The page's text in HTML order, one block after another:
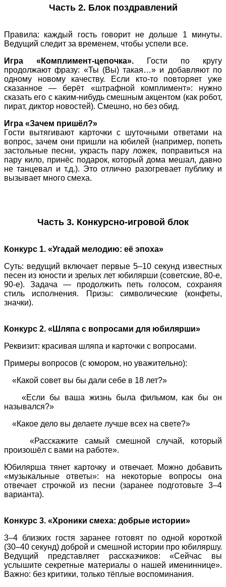
Часть 2. Блок поздравлений
Правила: каждый гость говорит не дольше 1 минуты.
Ведущий следит за временем, чтобы успели все.
Игра «Комплимент‑цепочка». Гости по кругу
продолжают фразу: «Ты (Вы) такая…» и добавляют по
одному новому качеству. Если кто‑то повторяет уже
сказанное — берёт «штрафной комплимент»: нужно
сказать его с каким‑нибудь смешным акцентом (как робот,
пират, диктор новостей). Смешно, но без обид.
Игра «Зачем пришёл?»
Гости вытягивают карточки с шуточными ответами на
вопрос, зачем они пришли на юбилей (например, попеть
застольные песни, украсть пару ложек, поправиться на
пару кило, принёс подарок, который дома мешал, давно
не танцевал и т.д.). Это отлично разогревает публику и
вызывает много смеха.
Часть 3. Конкурсно‑игровой блок
Конкурс 1. «Угадай мелодию: её эпоха»
Суть: ведущий включает первые 5–10 секунд известных
песен из юности и зрелых лет юбилярши (советские, 80‑е,
90‑е). Задача — продолжить петь голосом, сохраняя
стиль исполнения. Призы: символические (конфеты,
значки).
Конкурс 2. «Шляпа с вопросами для юбилярши»
Реквизит: красивая шляпа и карточки с вопросами.
Примеры вопросов (с юмором, но уважительно):
«Какой совет вы бы дали себе в 18 лет?»
«Если бы ваша жизнь была фильмом, как бы он
назывался?»
«Какое дело вы делаете лучше всех на свете?»
«Расскажите самый смешной случай, который
произошёл с вами на работе».
Юбилярша тянет карточку и отвечает. Можно добавить
«музыкальные ответы»: на некоторые вопросы она
отвечает строчкой из песни (заранее подготовьте 3–4
варианта).
Конкурс 3. «Хроники смеха: добрые истории»
3–4 близких гостя заранее готовят по одной короткой
(30–40 секунд) доброй и смешной истории про юбиляршу.
Ведущий представляет рассказчиков: «Сейчас вы
услышите секретные материалы о нашей имениннице».
Важно: без критики, только тёплые воспоминания.